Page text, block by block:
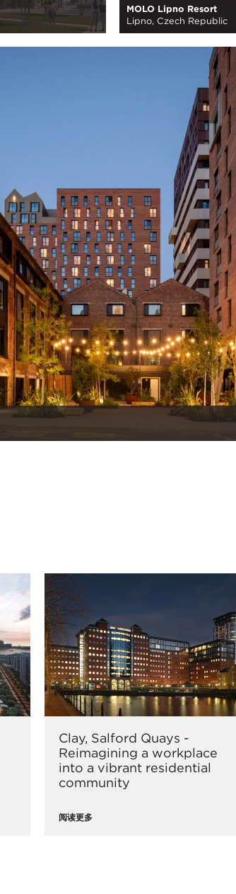
MOLO Lipno Resort
Lipno, Czech Republic
Clay, Salford Quays -
Reimagining a workplace
into a vibrant residential
community
阅读更多